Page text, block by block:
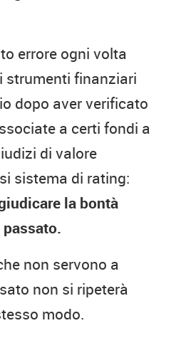
errore ogni volta
strumenti finanziari
dopo aver verificato
a certi fondi a
di valore
sistema di rating:
la bontà
non servono a
non si ripeterà
modo.